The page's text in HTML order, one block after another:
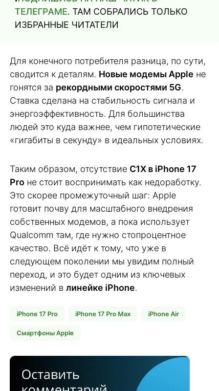
ТЕЛЕГРАМЕ. ТАМ СОБРАЛИСЬ ТОЛЬКО
ИЗБРАННЫЕ ЧИТАТЕЛИ
Для конечного потребителя разница, по сути,
сводится к деталям. Новые модемы Apple не
гонятся за рекордными скоростями 5G.
Ставка сделана на стабильность сигнала и
энергоэффективность. Для большинства
людей это куда важнее, чем гипотетические
«гигабиты в секунду» в идеальных условиях.
Таким образом, отсутствие C1X в iPhone 17
Pro не стоит воспринимать как недоработку.
Это скорее промежуточный шаг: Apple
готовит почву для масштабного внедрения
собственных модемов, а пока использует
Qualcomm там, где нужно стопроцентное
качество. Всё идёт к тому, что уже в
следующем поколении мы увидим полный
переход, и это будет одним из ключевых
изменений в линейке iPhone.
iPhone 17 Pro iPhone 17 Pro Max iPhone Air
Смартфоны Apple